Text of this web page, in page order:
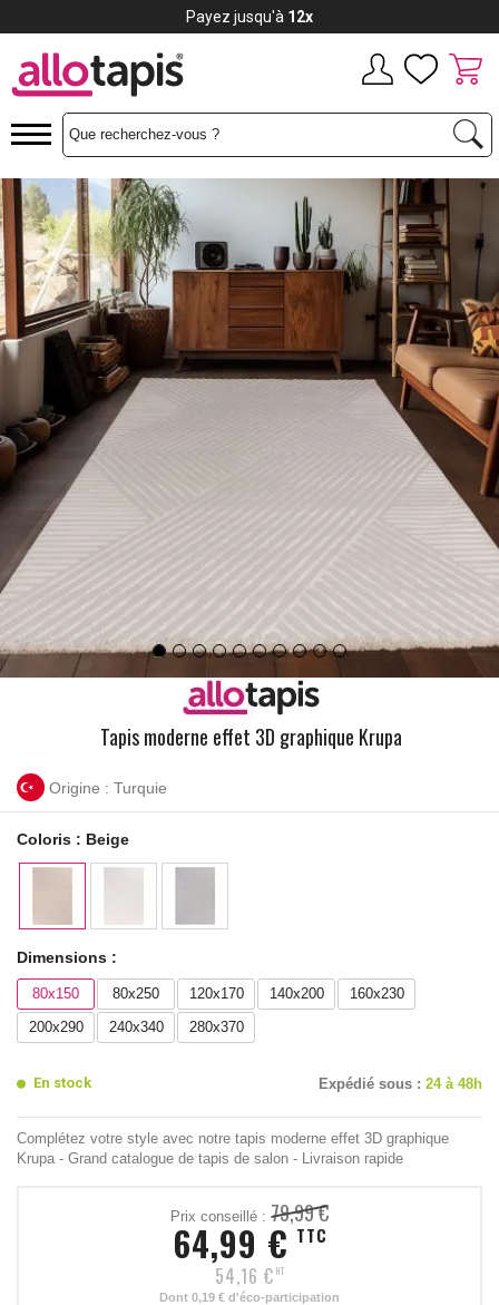
Tapis moderne effet 3D graphique Krupa
Origine : Turquie
Coloris : Beige
Dimensions :
80x150 80x250 120x170 140x200
160x230
200x290
240x340 280x370
En stock Expédié sous : 24 à 48h
Complétez votre style avec notre tapis moderne effet 3D graphique
Krupa - Grand catalogue de tapis de salon - Livraison rapide
Prix conseillé : 79,99 €
64,99 € TTC
54,16 € HT
Dont 0,19 € d'éco-participation
Payez jusqu'à 12x